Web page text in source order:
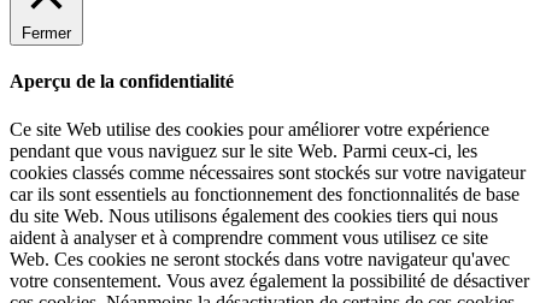
Fermer
Aperçu de la confidentialité
Ce site Web utilise des cookies pour améliorer votre expérience
pendant que vous naviguez sur le site Web. Parmi ceux-ci, les
cookies classés comme nécessaires sont stockés sur votre navigateur
car ils sont essentiels au fonctionnement des fonctionnalités de base
du site Web. Nous utilisons également des cookies tiers qui nous
aident à analyser et à comprendre comment vous utilisez ce site
Web. Ces cookies ne seront stockés dans votre navigateur qu'avec
votre consentement. Vous avez également la possibilité de désactiver